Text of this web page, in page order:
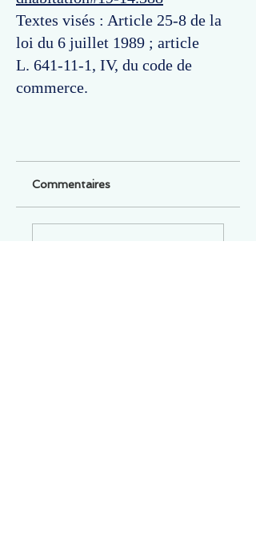
Textes visés : Article 25-8 de la
loi du 6 juillet 1989 ; article
L. 641-11-1, IV, du code de
commerce.
Commentaires